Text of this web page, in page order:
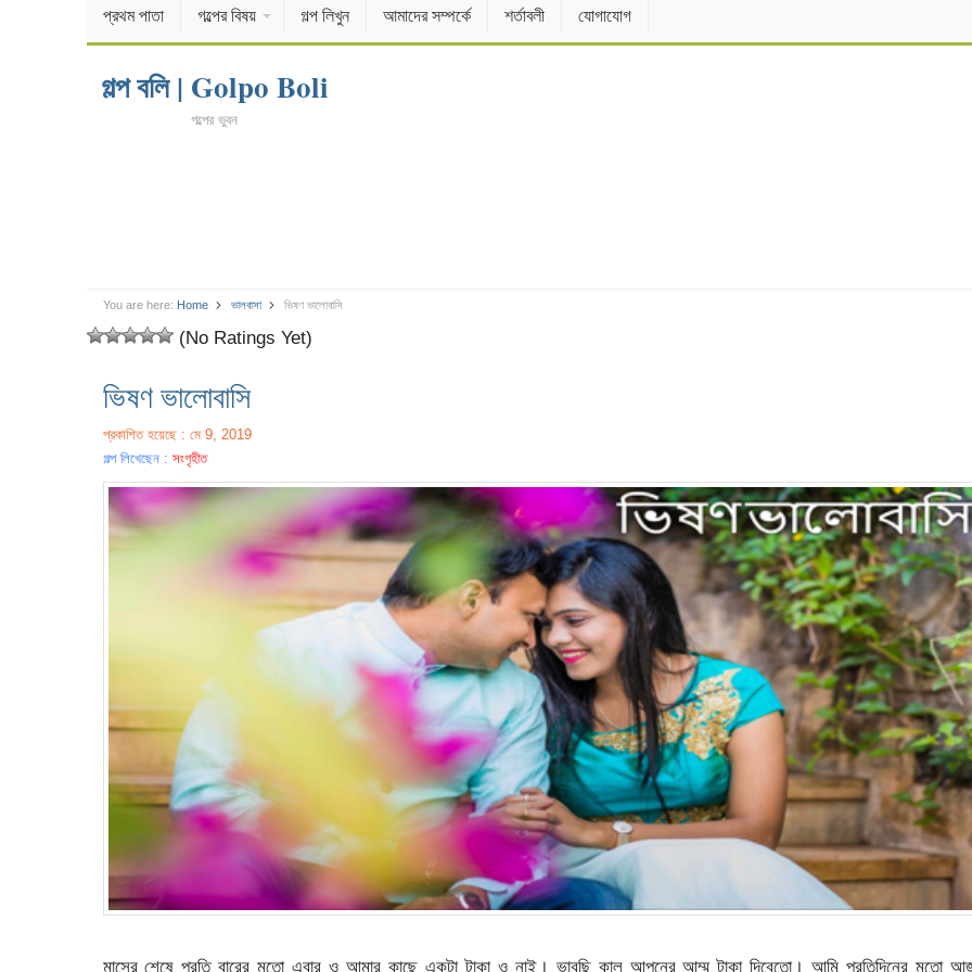
প্রথম পাতা গল্পের বিষয় গল্প লিখুন আমাদের সম্পর্কে শর্তাবলী যোগাযোগ
গল্প বলি | Golpo Boli
গল্পের ভুবন
You are here: Home ভালবাসা ভিষণ ভালোবাসি
(No Ratings Yet)
ভিষণ ভালোবাসি
প্রকাশিত হয়েছে : মে 9, 2019
গল্প লিখেছেন : সংগৃহীত
মাসের শেষে প্রতি বারের মতো এবার ও আমার কাছে একটা টাকা ও নাই। ভাবছি কাল আপনের আম্মু টাকা দিবেতো। আমি প্রতিদিনের মতো